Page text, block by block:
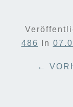
486
In
←